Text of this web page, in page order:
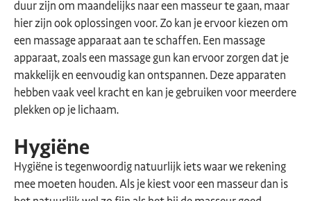
duur zijn om maandelijks naar een masseur te gaan, maar
hier zijn ook oplossingen voor. Zo kan je ervoor kiezen om
een massage apparaat aan te schaffen. Een massage
apparaat, zoals een massage gun kan ervoor zorgen dat je
makkelijk en eenvoudig kan ontspannen. Deze apparaten
hebben vaak veel kracht en kan je gebruiken voor meerdere
plekken op je lichaam.
Hygiëne
Hygiëne is tegenwoordig natuurlijk iets waar we rekening
mee moeten houden. Als je kiest voor een masseur dan is